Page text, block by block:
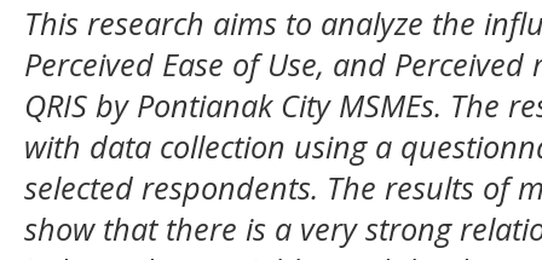
This research aims to analyze the
Perceived Ease of Use, and
QRIS by Pontianak City MSMEs. The
with data collection using a
selected respondents. The results of
show that there is a very strong